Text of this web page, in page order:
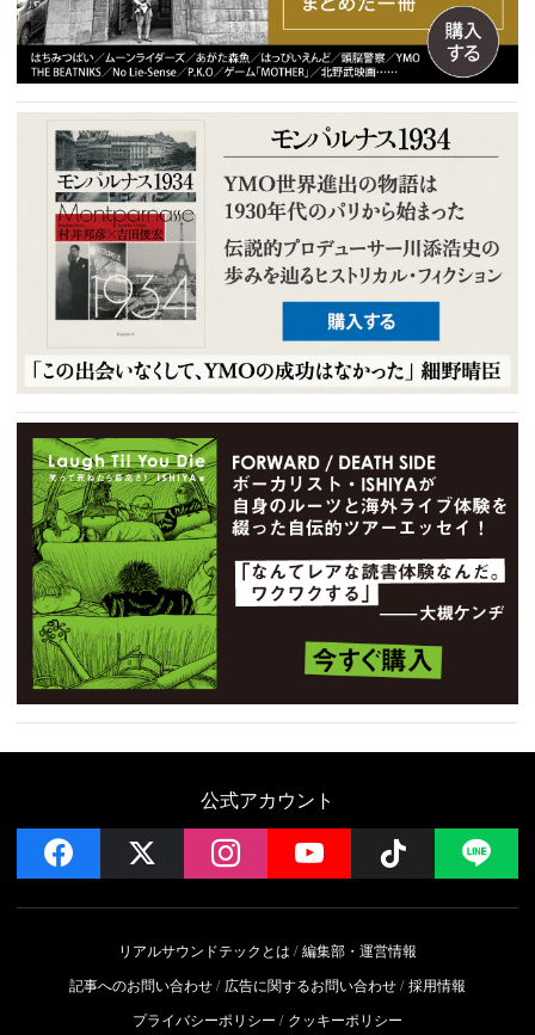
公式アカウント
facebook instagramYouTube Follow
リアルサウンドテックとは
編集部・運営情報
記事へのお問い合わせ
広告に関するお問い合わせ 採用情報
プライバシーポリシー
クッキーポリシー